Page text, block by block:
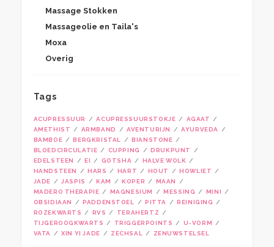
Massage Stokken
Massageolie en Taila's
Moxa
Overig
Tags
ACUPRESSUUR ACUPRESSUURSTOKJE
AGAAT
AMETHIST
ARMBAND AVENTURIJN
AYURVEDA
BAMBOE
BERGKRISTAL
BIANSTONE
BLOEDCIRCULATIE
CUPPING
DRUKPUNT
EDELSTEEN
EI GOTSHA
HALVE WOLK
HANDSTEEN
HARS HART HOUT
HOWLIET
JADE
JASPIS KAM KOPER
MAAN
MADERO THERAPIE
MAGNESIUM MESSING
MINI
OBSIDIAAN
PADDENSTOEL PITTA
REINIGING
ROZEKWARTS
RVS
TERAHERTZ
TIJGEROOGKWARTS
TRIGGERPOINTS
U-VORM
VATA
XIN YI JADE ZECHSAL ZENUWSTELSEL